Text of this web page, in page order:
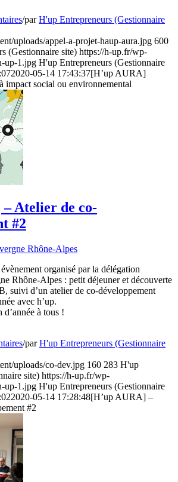
/parH'up Entrepreneurs (Gestionnaire
uploads/appel-a-projet-haup-aura.jpg 600
(Gestionnaire site) https://h-up.fr/wp-
up-1.jpg H'up Entrepreneurs (Gestionnaire
2020-05-14 17:43:37[H’up AURA]
impact social ou environnemental
Atelier de co-
#2
Rhône-Alpes
organisé par la délégation
Rhône-Alpes : petit déjeuner et découverte
suivi d’un atelier de co-développement
avec h’up.
à tous !
/parH'up Entrepreneurs (Gestionnaire
uploads/co-dev.jpg 160 283 H'up
site) https://h-up.fr/wp-
up-1.jpg H'up Entrepreneurs (Gestionnaire
2020-05-14 17:28:48[H’up AURA] –
#2